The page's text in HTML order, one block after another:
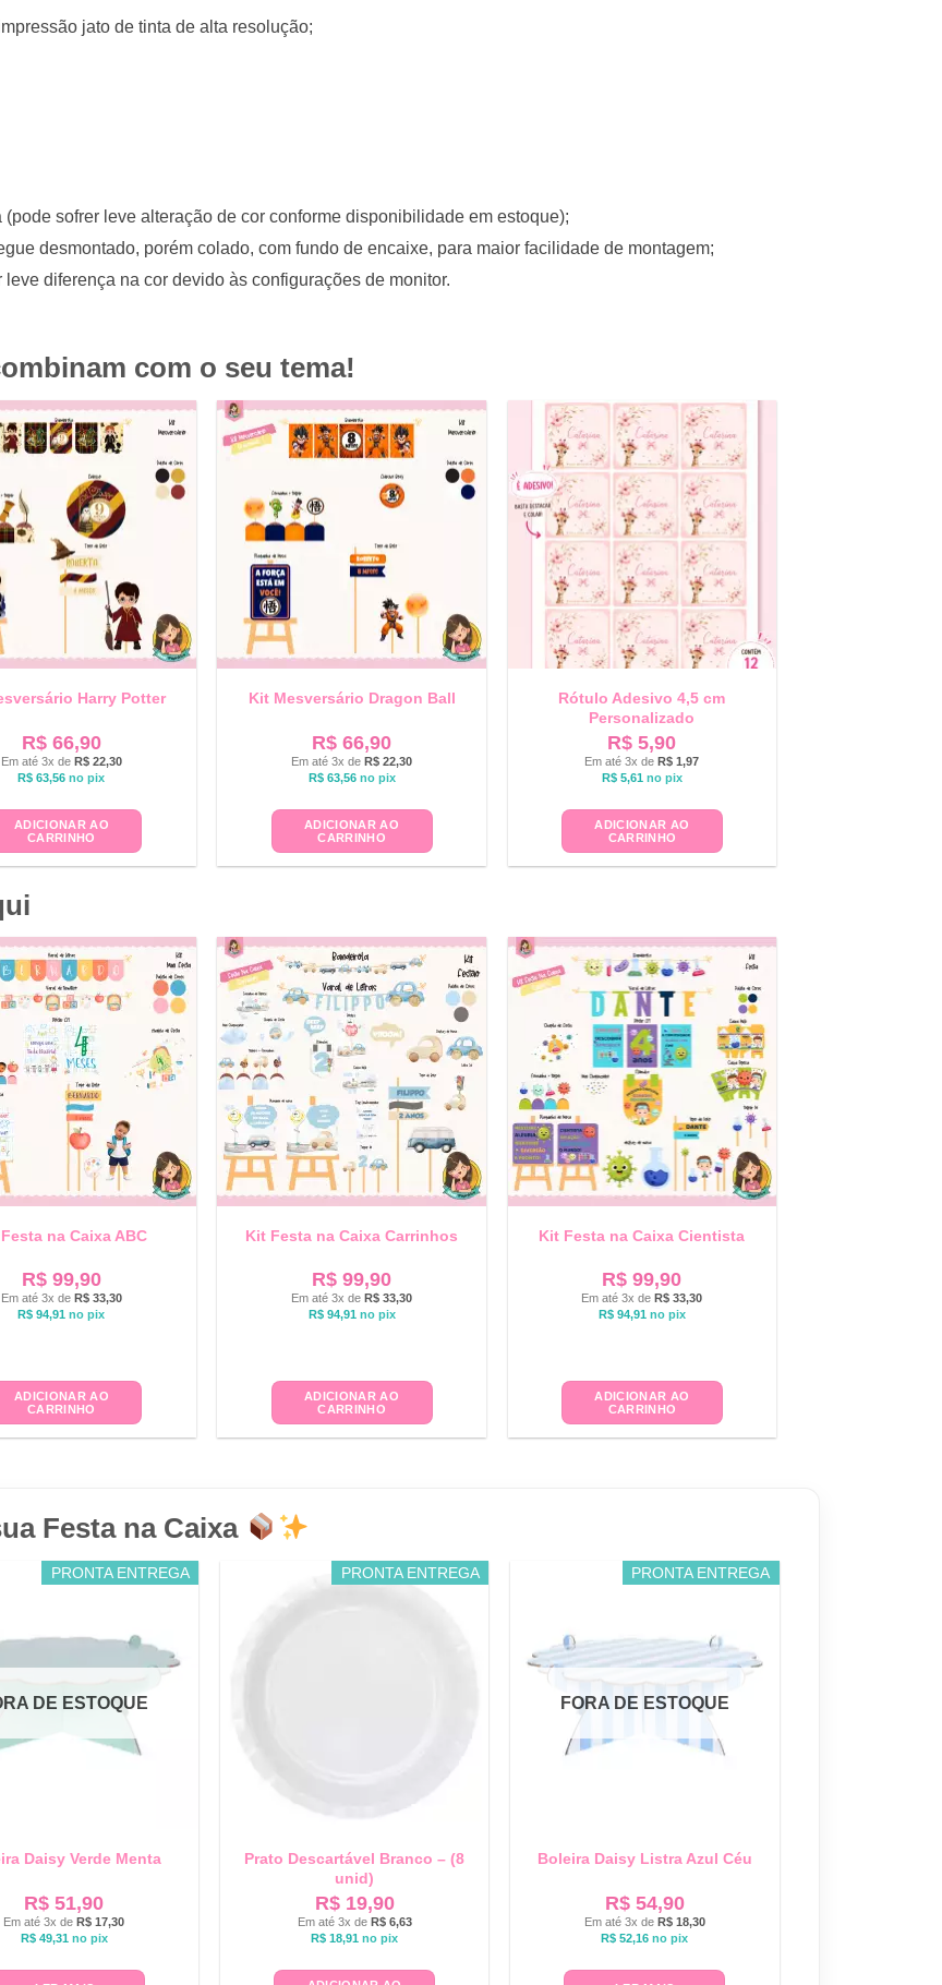
jato de tinta de alta resolução;
sofrer leve alteração de cor conforme disponibilidade em estoque);
desmontado, porém colado, com fundo de encaixe, para maior facilidade de montagem;
diferença na cor devido às configurações de monitor.
com o seu tema!
Harry Potter
R$66,90
Em até 3x de R$22,30
R$ 63,56 no pix
ADICIONAR AO
CARRINHO
Kit Mesversário Dragon Ball
R$ 66,90
Em até 3x deR$ 22,30
R$63,56 no pix
ADICIONAR AO
CARRINHO
Rótulo Adesivo 4,5 cm
Personalizado
R$ 5,90
Em até 3x deR$ 1,97
R$5,61 no pix
ADICIONAR AO
CARRINHO
na Caixa ABC
R$99,90
Em até 3x de R$33,30
R$ 94,91 no pix
ADICIONAR AO
CARRINHO
Kit Festa na Caixa Carrinhos
R$ 99,90
Em até 3x deR$ 33,30
R$94,91 no pix
ADICIONAR AO
CARRINHO
Kit Festa na Caixa Cientista
R$ 99,90
Em até 3x deR$ 33,30
R$94,91 no pix
ADICIONAR AO
CARRINHO
Festa na Caixa
PRONTA ENTREGA
DE ESTOQUE
Daisy Verde Menta
R$ 51,90
Em até 3x deR$ 17,30
R$49,31 no pix
PRONTA ENTREGA
Prato Descartável Branco – (8
unid)
R$19,90
Em até 3x de R$6,63
R$ 18,91 no pix
PRONTA ENTREGA
FORA DE ESTOQUE
Boleira Daisy Listra Azul Céu
R$54,90
Em até 3x de R$18,30
R$ 52,16 no pix